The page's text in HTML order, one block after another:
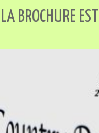
BROCHURE